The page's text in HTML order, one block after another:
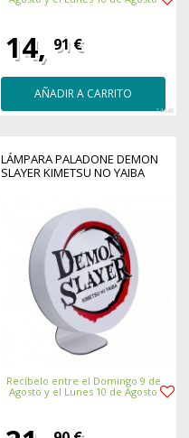
14, 91 €
AÑADIR A CARRITO
14448
LÁMPARA PALADONE DEMON
SLAYER KIMETSU NO YAIBA
Recíbelo entre el Domingo 9 de
Agosto y el Lunes 10 de Agosto